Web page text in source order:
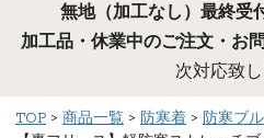
無地（加工なし）最終受
加工品・休業中のご注文・お
次対応致し
TOP 商品一覧 防寒着
防寒ブ